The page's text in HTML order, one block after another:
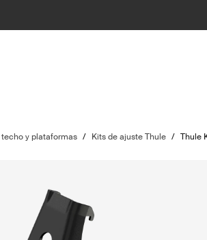
techo y plataformas / Kits de ajuste Thule / Thule